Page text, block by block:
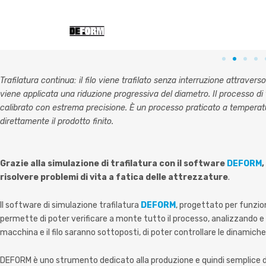
Trafilatura continua: il filo viene trafilato senza interruzione
viene applicata una riduzione progressiva del diametro. Il processo
calibrato con estrema precisione. È un processo praticato a
direttamente il prodotto finito.
Grazie alla simulazione di trafilatura con il software DEFORM
risolvere problemi di vita a fatica delle attrezzature.
Il software di simulazione trafilatura DEFORM, progettato per
permette di poter verificare a monte tutto il processo, analizzando
macchina e il filo saranno sottoposti, di poter controllare le
DEFORM è uno strumento dedicato alla produzione e quindi